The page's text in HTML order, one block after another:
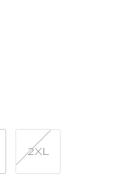
2XL